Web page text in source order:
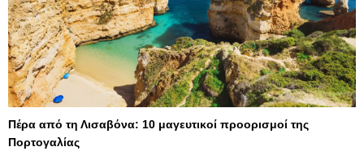
Πέρα από τη Λισαβόνα: 10 μαγευτικοί προορισμοί της
Πορτογαλίας